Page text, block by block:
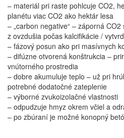
– materiál pri raste pohlcuje CO2,
planétu viac CO2 ako hektár lesa
– „carbon negative“ – záporná
z ovzdušia počas kalcifikácie /
– fázový posun ako pri masívnych
– difúzne otvorená konštrukcia –
vnútorného prostredia
– dobre akumuluje teplo – už pri
potrebné dodatočné zateplenie
– výborné zvukoizolačné vlastnosti
– odpudzuje hmyz okrem včiel a
– po zbúraní je možné konopný